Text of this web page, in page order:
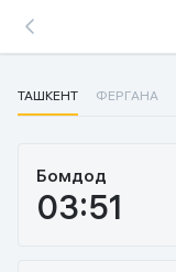
ТАШКЕНТ ФЕРГАНА
Бомдод
03:51